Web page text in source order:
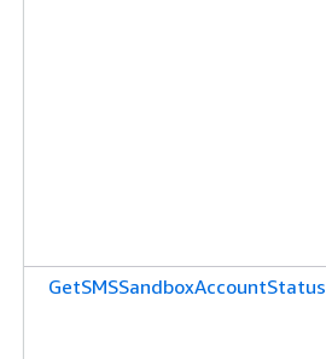
GetSMSSandboxAccountStatus